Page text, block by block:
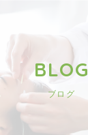
BLOG
ブログ